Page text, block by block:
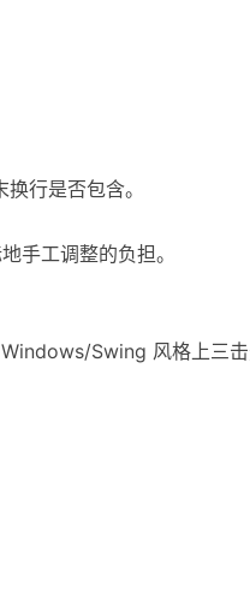
行是否包含。
手工调整的负担。
Swing 风格上三